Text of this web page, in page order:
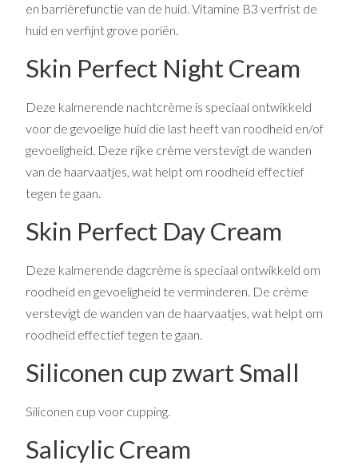
en barrièrefunctie van de huid. Vitamine B3 verfrist de
huid en verfijnt grove poriën.
Skin Perfect Night Cream
Deze kalmerende nachtcrème is speciaal ontwikkeld
voor de gevoelige huid die last heeft van roodheid en/of
gevoeligheid. Deze rijke crème verstevigt de wanden
van de haarvaatjes, wat helpt om roodheid effectief
tegen te gaan.
Skin Perfect Day Cream
Deze kalmerende dagcrème is speciaal ontwikkeld om
roodheid en gevoeligheid te verminderen. De crème
verstevigt de wanden van de haarvaatjes, wat helpt om
roodheid effectief tegen te gaan.
Siliconen cup zwart Small
Siliconen cup voor cupping.
Salicylic Cream